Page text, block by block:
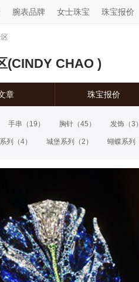
腕表品牌 女士珠宝 珠宝报价
(CINDY CHAO )
章 珠宝报价
手串 （19） 胸针 （45） 发饰 （3）
列 （4） 城堡系列 （2） 蝴蝶系列